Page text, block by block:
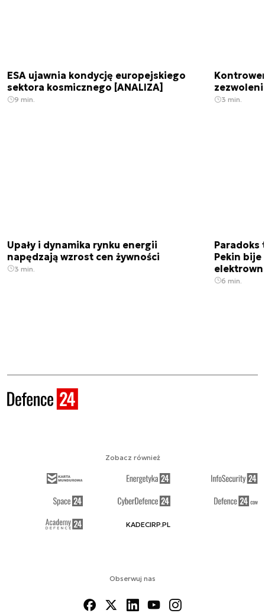
ESA ujawnia kondycję europejskiego
sektora kosmicznego [ANALIZA]
9 min. 3 min.
Upały i dynamika rynku energii
napędzają wzrost cen żywności
3 min.
Paradoks
Pekin bije
6 min.
Obserwuj nas
Zobacz również
KADECIRP.PL